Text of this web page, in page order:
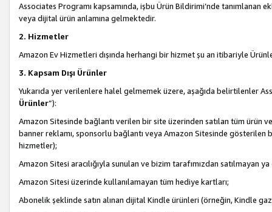
Associates Programı kapsamında, işbu Ürün Bildirimi’nde
veya dijital ürün anlamına gelmektedir.
2. Hizmetler
Amazon Ev Hizmetleri dışında herhangi bir hizmet şu an itibariyle
3. Kapsam Dışı Ürünler
Yukarıda yer verilenlere halel gelmemek üzere, aşağıda belirtilenler
Ürünler”):
Amazon Sitesinde bağlantı verilen bir site üzerinden satılan tüm ürün
banner reklamı, sponsorlu bağlantı veya Amazon Sitesinde gösterilen
hizmetler);
Amazon Sitesi aracılığıyla sunulan ve bizim tarafımızdan satılmayan
Amazon Sitesi üzerinde kullanılamayan tüm hediye kartları;
Abonelik şeklinde satın alınan dijital Kindle ürünleri (örneğin, Kindle